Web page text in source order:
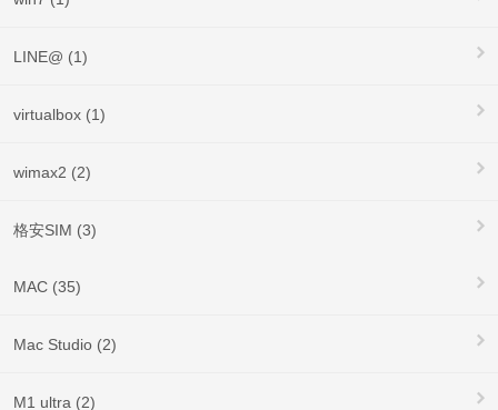
LINE@ (1)
virtualbox (1)
wimax2 (2)
格安SIM (3)
MAC (35)
Mac Studio (2)
M1 ultra (2)